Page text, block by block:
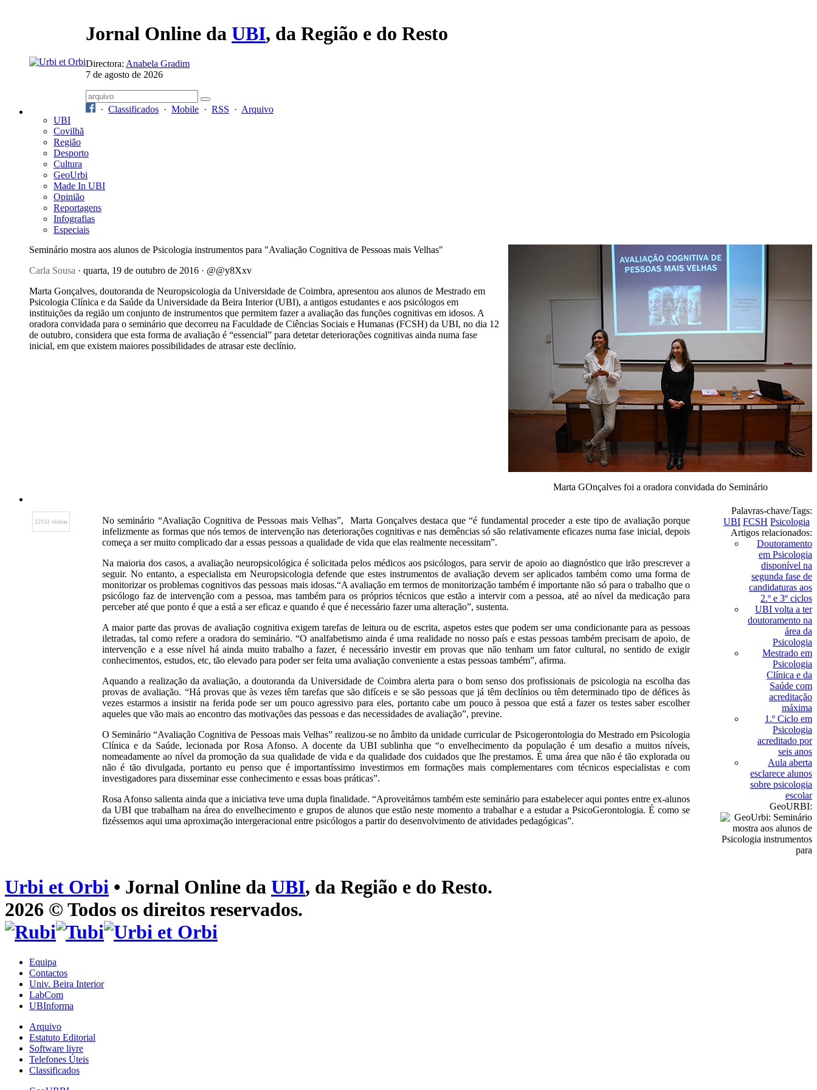
Jornal Online da UBI, da Região e do Resto
Directora: Anabela Gradim
7 de agosto de 2026
· Classificados · Mobile · RSS · Arquivo
UBI
Covilhã
Região
Desporto
Cultura
GeoUrbi
Made In UBI
Opinião
Reportagens
Infografias
Especiais
Seminário mostra aos alunos de Psicologia instrumentos para "Avaliação Cognitiva de Pessoas mais Velhas"
Carla Sousa · quarta, 19 de outubro de 2016 · @@y8Xxv
Marta Gonçalves, doutoranda de Neuropsicologia da Universidade de Coimbra, apresentou aos alunos de Mestrado em
Psicologia Clínica e da Saúde da Universidade da Beira Interior (UBI), a antigos estudantes e aos psicólogos em
instituições da região um conjunto de instrumentos que permitem fazer a avaliação das funções cognitivas em idosos. A
oradora convidada para o seminário que decorreu na Faculdade de Ciências Sociais e Humanas (FCSH) da UBI, no dia 12
de outubro, considera que esta forma de avaliação é “essencial” para detetar deteriorações cognitivas ainda numa fase
inicial, em que existem maiores possibilidades de atrasar este declínio.
Marta GOnçalves foi a oradora convidada do Seminário
22151 visitas
No seminário “Avaliação Cognitiva de Pessoas mais Velhas”, Marta Gonçalves destaca que “é fundamental proceder a este tipo de avaliação porque
infelizmente as formas que nós temos de intervenção nas deteriorações cognitivas e nas demências só são relativamente eficazes numa fase inicial, depois
começa a ser muito complicado dar a essas pessoas a qualidade de vida que elas realmente necessitam”.
Na maioria dos casos, a avaliação neuropsicológica é solicitada pelos médicos aos psicólogos, para servir de apoio ao diagnóstico que irão prescrever a
seguir. No entanto, a especialista em Neuropsicologia defende que estes instrumentos de avaliação devem ser aplicados também como uma forma de
monitorizar os problemas cognitivos das pessoas mais idosas.“A avaliação em termos de monitorização também é importante não só para o trabalho que o
psicólogo faz de intervenção com a pessoa, mas também para os próprios técnicos que estão a intervir com a pessoa, até ao nível da medicação para
perceber até que ponto é que a está a ser eficaz e quando é que é necessário fazer uma alteração”, sustenta.
A maior parte das provas de avaliação cognitiva exigem tarefas de leitura ou de escrita, aspetos estes que podem ser uma condicionante para as pessoas
iletradas, tal como refere a oradora do seminário. “O analfabetismo ainda é uma realidade no nosso país e estas pessoas também precisam de apoio, de
intervenção e a esse nível há ainda muito trabalho a fazer, é necessário investir em provas que não tenham um fator cultural, no sentido de exigir
conhecimentos, estudos, etc, tão elevado para poder ser feita uma avaliação conveniente a estas pessoas também”, afirma.
Aquando a realização da avaliação, a doutoranda da Universidade de Coimbra alerta para o bom senso dos profissionais de psicologia na escolha das
provas de avaliação. “Há provas que às vezes têm tarefas que são difíceis e se são pessoas que já têm declínios ou têm determinado tipo de défices às
vezes estarmos a insistir na ferida pode ser um pouco agressivo para eles, portanto cabe um pouco à pessoa que está a fazer os testes saber escolher
aqueles que vão mais ao encontro das motivações das pessoas e das necessidades de avaliação”, previne.
O Seminário “Avaliação Cognitiva de Pessoas mais Velhas” realizou-se no âmbito da unidade curricular de Psicogerontologia do Mestrado em Psicologia
Clínica e da Saúde, lecionada por Rosa Afonso. A docente da UBI sublinha que “o envelhecimento da população é um desafio a muitos níveis,
nomeadamente ao nível da promoção da sua qualidade de vida e da qualidade dos cuidados que lhe prestamos. É uma área que não é tão explorada ou
não é tão divulgada, portanto eu penso que é importantíssimo investirmos em formações mais complementares com técnicos especialistas e com
investigadores para disseminar esse conhecimento e essas boas práticas”.
Rosa Afonso salienta ainda que a iniciativa teve uma dupla finalidade. “Aproveitámos também este seminário para estabelecer aqui pontes entre ex-alunos
da UBI que trabalham na área do envelhecimento e grupos de alunos que estão neste momento a trabalhar e a estudar a PsicoGerontologia. É como se
fizéssemos aqui uma aproximação intergeracional entre psicólogos a partir do desenvolvimento de atividades pedagógicas”.
Palavras-chave/Tags:
UBI FCSH Psicologia
Artigos relacionados:
Doutoramento
em Psicologia
disponível na
segunda fase de
candidaturas aos
2.º e 3º ciclos
UBI volta a ter
doutoramento na
área da
Psicologia
Mestrado em
Psicologia
Clínica e da
Saúde com
acreditação
máxima
1.º Ciclo em
Psicologia
acreditado por
seis anos
Aula aberta
esclarece alunos
sobre psicologia
escolar
GeoURBI:
Urbi et Orbi • Jornal Online da UBI, da Região e do Resto.
2026 © Todos os direitos reservados.
Equipa
Contactos
Univ. Beira Interior
LabCom
UBInforma
Arquivo
Estatuto Editorial
Software livre
Telefones Úteis
Classificados